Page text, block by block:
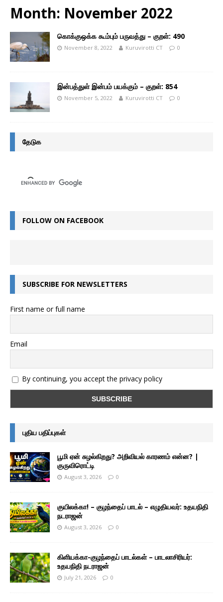
Month: November 2022
கொக்குஒக்க கூம்பும் பருவத்து – குறள்: 490
November 8, 2022 Kuruvirotti CT 0
இன்பத்துள் இன்பம் பயக்கும் – குறள்: 854
November 5, 2022 Kuruvirotti CT 0
தேடுக
FOLLOW ON FACEBOOK
SUBSCRIBE FOR NEWSLETTERS
First name or full name
Email
By continuing, you accept the privacy policy
புதிய பதிப்புகள்
பூமி ஏன் சுழல்கிறது? அறிவியல் காரணம் என்ன? |
குருவிரொட்டி
August 3, 2026 0
குயிலக்கா! – குழந்தைப் பாடல் – எழுதியவர்: உதயநிதி
நடராஜன்
August 3, 2026 0
கிளியக்கா-குழந்தைப் பாடல்கள் – பாடலாசிரியர்:
உதயநிதி நடராஜன்
July 21, 2026 0